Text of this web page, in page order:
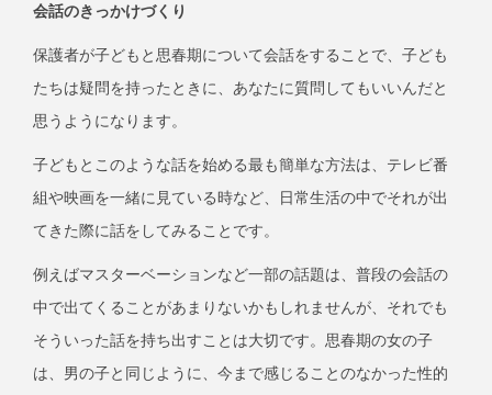
会話のきっかけづくり
保護者が子どもと思春期について会話をすることで、子ども
たちは疑問を持ったときに、あなたに質問してもいいんだと
思うようになります。
子どもとこのような話を始める最も簡単な方法は、テレビ番
組や映画を一緒に見ている時など、日常生活の中でそれが出
てきた際に話をしてみることです。
例えばマスターベーションなど一部の話題は、普段の会話の
中で出てくることがあまりないかもしれませんが、それでも
そういった話を持ち出すことは大切です。思春期の女の子
は、男の子と同じように、今まで感じることのなかった性的